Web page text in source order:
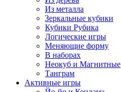
Из металла
Зеркальные кубики
Кубики Рубика
Логические игры
Меняющие форму
В наборах
Неокуб и Магнитные
Танграм
Активные игры